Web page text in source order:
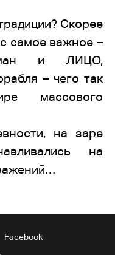
Скорее
самое важное –
и ЛИЦО,
– чего так
массового
на заре
на
Facebook